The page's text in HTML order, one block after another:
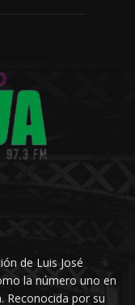
de Luis José
la número uno en
Reconocida por su